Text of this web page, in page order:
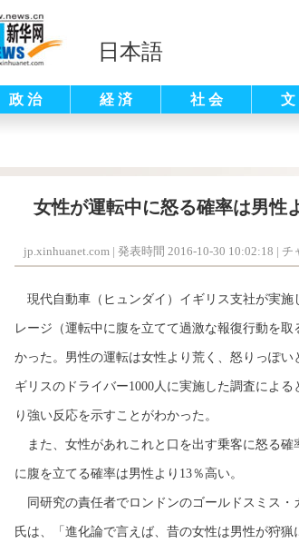
日本語
政 治 経 済 社 会 文
女性が運転中に怒る確率は男
jp.xinhuanet.com | 発表時間 2016-10-30 10:02:18 | チ
現代自動車（ヒュンダイ）イギリス支社が実施
レージ（運転中に腹を立てて過激な報復行動を
かった。男性の運転は女性より荒く、怒りっぽ
ギリスのドライバー1000人に実施した調査によ
り強い反応を示すことがわかった。
また、女性があれこれと口を出す乗客に怒る確
に腹を立てる確率は男性より13％高い。
同研究の責任者でロンドンのゴールドスミス・
氏は、「進化論で言えば、昔の女性は男性が狩